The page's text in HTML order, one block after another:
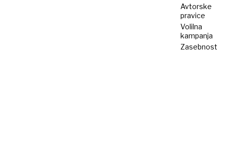
Avtorske
pravice
Volilna
kampanja
Zasebnost